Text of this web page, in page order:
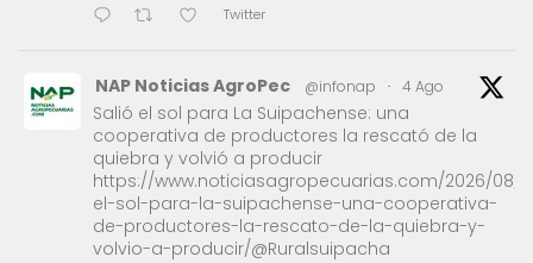
Twitter
NAP Noticias AgroPec @infonap · 4 Ago
Salió el sol para La Suipachense: una
cooperativa de productores la rescató de la
quiebra y volvió a producir
https://www.noticiasagropecuarias.com/2026/08/
el-sol-para-la-suipachense-una-cooperativa-
de-productores-la-rescato-de-la-quiebra-y-
volvio-a-producir/@Ruralsuipacha